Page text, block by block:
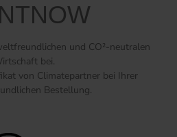
und CO²-neutralen
bei.
von Climatepartner bei Ihrer
Bestellung.